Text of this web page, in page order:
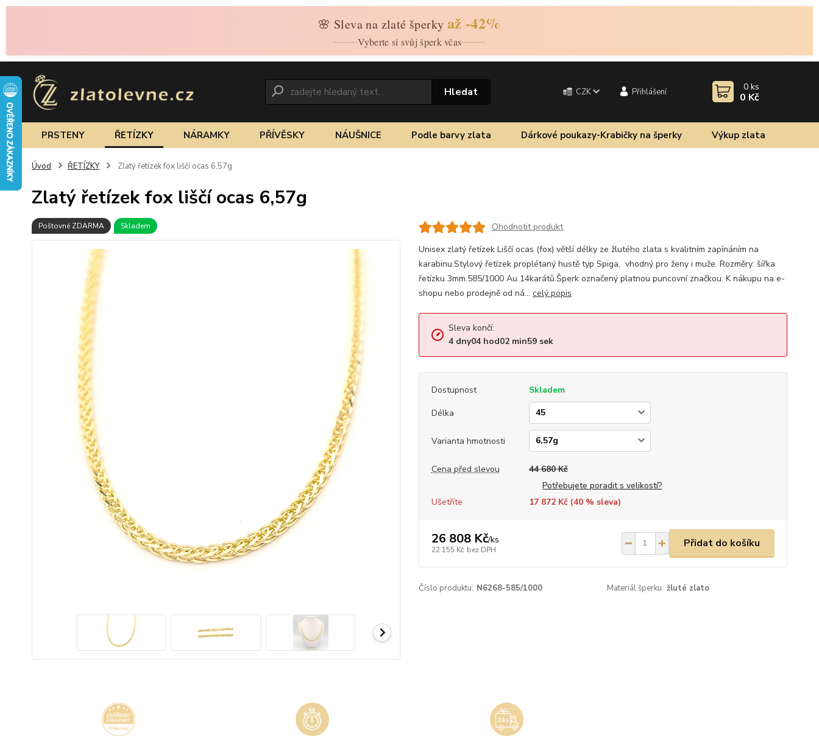
🌸 Sleva na zlaté šperky až -42%
Vyberte si svůj šperk včas
CZK Přihlášení
Hledat 0 ks
0 Kč
PRSTENY ŘETÍZKY NÁRAMKY PŘÍVĚSKY NÁUŠNICE Podle barvy zlata Dárkové poukazy-Krabičky na šperky Výkup zlata
Úvod ŘETÍZKY Zlatý řetízek fox liščí ocas 6,57g
Zlatý řetízek fox liščí ocas 6,57g
Poštovné ZDARMA Skladem
Ohodnotit produkt
Unisex zlatý řetízek Liščí ocas (fox) větší délky ze žlutého zlata s kvalitním zapínáním na
karabinu.Stylový řetízek proplétaný hustě typ Spiga, vhodný pro ženy i muže. Rozměry: šířka
řetízku 3mm.585/1000 Au 14karátů.Šperk označený platnou puncovní značkou. K nákupu na e-
shopu nebo prodejně od ná... celý popis
Sleva končí:
4 dny04hod02min59sek
Dostupnost
Skladem
Délka
Varianta hmotnosti
Cena před slevou
44 680 Kč
Potřebujete poradit s velikostí?
Ušetříte
17 872 Kč (40% sleva)
26 808 Kč/ks
22 155 Kč bez DPH
Přidat do košíku
Číslo produktu: N6268-585/1000 Materiál šperku: žluté zlato